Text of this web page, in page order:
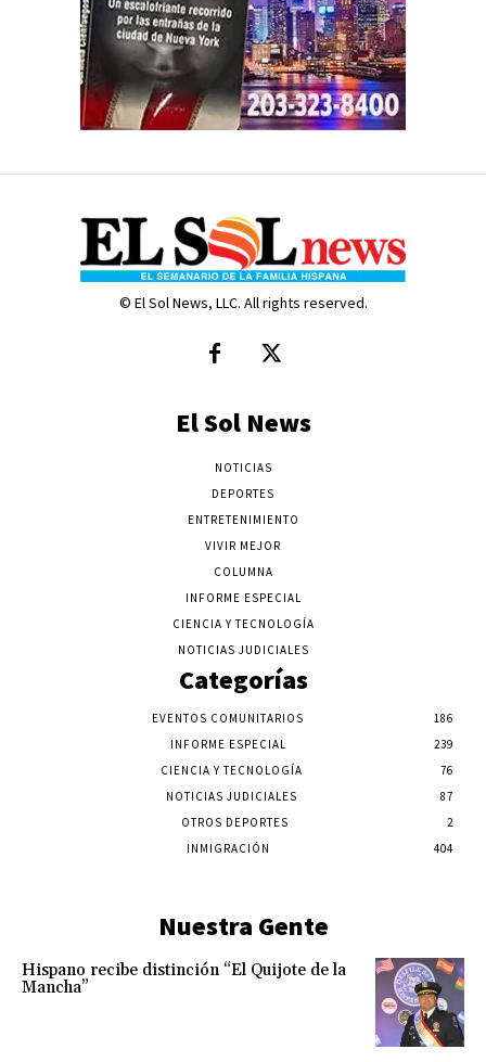
© El Sol News, LLC. All rights reserved.
El Sol News
NOTICIAS
DEPORTES
ENTRETENIMIENTO
VIVIR MEJOR
COLUMNA
INFORME ESPECIAL
CIENCIA Y TECNOLOGÍA
NOTICIAS JUDICIALES
Categorías
EVENTOS COMUNITARIOS
186
INFORME ESPECIAL
239
CIENCIA Y TECNOLOGÍA
76
NOTICIAS JUDICIALES
87
OTROS DEPORTES
2
INMIGRACIÓN
404
Nuestra Gente
Hispano recibe distinción “El Quijote de la
Mancha”